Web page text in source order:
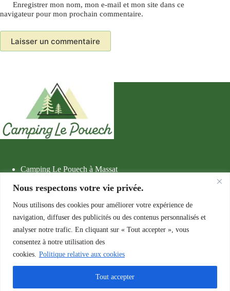
Nous respectons votre vie privée.
Nous utilisons des cookies pour améliorer votre expérience de
navigation, diffuser des publicités ou des contenus personnalisés et
analyser notre trafic. En cliquant sur « Tout accepter », vous
consentez à notre utilisation des
cookies. Politique relative aux cookies
Tout accepter
Enregistrer mon nom, mon e-mail et mon site dans ce
navigateur pour mon prochain commentaire.
Laisser un commentaire
Camping Le Pouech à Massat
Découvrir Massat
Le camping
Politique de confidentialité
Camping Municipal Le Pouech
Tel : 06 95 07 06 04